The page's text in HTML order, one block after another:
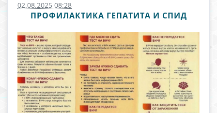
02.08.2025 08:28
ПРОФИЛАКТИКА ГЕПАТИТА И СПИД